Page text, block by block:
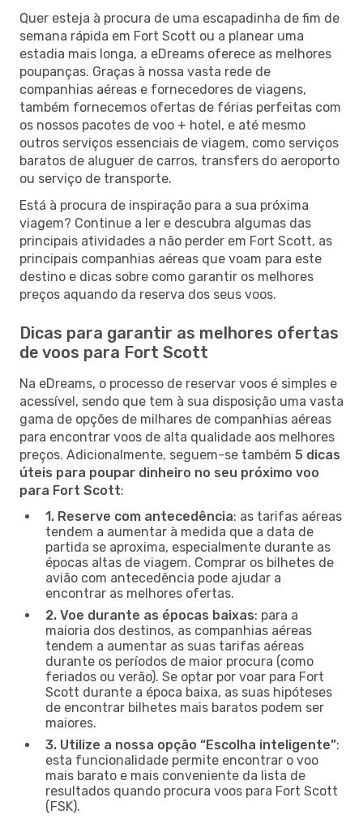
Quer esteja à procura de uma escapadinha de fim de
semana rápida em Fort Scott ou a planear uma
estadia mais longa, a eDreams oferece as melhores
poupanças. Graças à nossa vasta rede de
companhias aéreas e fornecedores de viagens,
também fornecemos ofertas de férias perfeitas com
os nossos pacotes de voo + hotel, e até mesmo
outros serviços essenciais de viagem, como serviços
baratos de aluguer de carros, transfers do aeroporto
ou serviço de transporte.
Está à procura de inspiração para a sua próxima
viagem? Continue a ler e descubra algumas das
principais atividades a não perder em Fort Scott, as
principais companhias aéreas que voam para este
destino e dicas sobre como garantir os melhores
preços aquando da reserva dos seus voos.
Dicas para garantir as melhores ofertas
de voos para Fort Scott
Na eDreams, o processo de reservar voos é simples e
acessível, sendo que tem à sua disposição uma vasta
gama de opções de milhares de companhias aéreas
para encontrar voos de alta qualidade aos melhores
preços. Adicionalmente, seguem-se também 5 dicas
úteis para poupar dinheiro no seu próximo voo
para Fort Scott:
1. Reserve com antecedência: as tarifas aéreas
tendem a aumentar à medida que a data de
partida se aproxima, especialmente durante as
épocas altas de viagem. Comprar os bilhetes de
avião com antecedência pode ajudar a
encontrar as melhores ofertas.
2. Voe durante as épocas baixas: para a
maioria dos destinos, as companhias aéreas
tendem a aumentar as suas tarifas aéreas
durante os períodos de maior procura (como
feriados ou verão). Se optar por voar para Fort
Scott durante a época baixa, as suas hipóteses
de encontrar bilhetes mais baratos podem ser
maiores.
3. Utilize a nossa opção “Escolha inteligente”:
esta funcionalidade permite encontrar o voo
mais barato e mais conveniente da lista de
resultados quando procura voos para Fort Scott
(FSK).